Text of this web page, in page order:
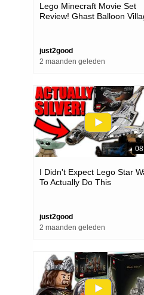
Lego Minecraft Movie Set
Review! Ghast Balloon
just2good
2 maanden geleden
I Didn't Expect Lego Star
To Actually Do This
just2good
2 maanden geleden